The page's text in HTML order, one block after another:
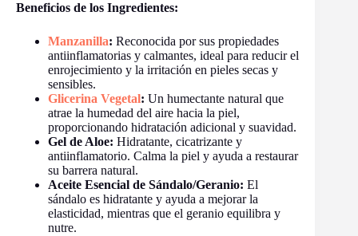
Beneficios de los Ingredientes:
Manzanilla: Reconocida por sus propiedades
antiinflamatorias y calmantes, ideal para reducir el
enrojecimiento y la irritación en pieles secas y
sensibles.
Glicerina Vegetal: Un humectante natural que
atrae la humedad del aire hacia la piel,
proporcionando hidratación adicional y suavidad.
Gel de Aloe: Hidratante, cicatrizante y
antiinflamatorio. Calma la piel y ayuda a restaurar
su barrera natural.
Aceite Esencial de Sándalo/Geranio: El
sándalo es hidratante y ayuda a mejorar la
elasticidad, mientras que el geranio equilibra y
nutre.